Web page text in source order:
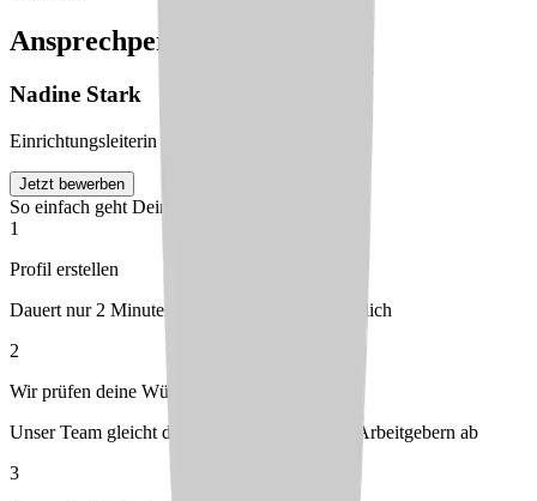
Ansprechperson
Nadine Stark
Einrichtungsleiterin
Jetzt bewerben
So einfach geht Deine Bewerbung
1
Profil erstellen
Dauert nur 2 Minuten – kostenlos & unverbindlich
2
Wir prüfen deine Wünsche
Unser Team gleicht dein Profil mit passenden Arbeitgebern ab
3